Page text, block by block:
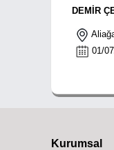
DEMİR
01/
Kurumsal